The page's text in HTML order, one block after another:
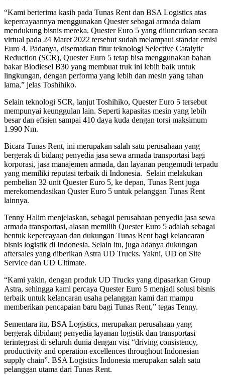
“Kami berterima kasih pada Tunas Rent dan BSA Logistics atas
kepercayaannya menggunakan Quester sebagai armada dalam
mendukung bisnis mereka. Quester Euro 5 yang diluncurkan secara
virtual pada 24 Maret 2022 tersebut sudah melampaui standar emisi
Euro 4. Padanya, disematkan fitur teknologi Selective Catalytic
Reduction (SCR), Quester Euro 5 tetap bisa menggunakan bahan
bakar Biodiesel B30 yang membuat truk ini lebih baik untuk
lingkungan, dengan performa yang lebih dan mesin yang tahan
lama,” jelas Toshihiko.
Selain teknologi SCR, lanjut Toshihiko, Quester Euro 5 tersebut
mempunyai keunggulan lain. Seperti kapasitas mesin yang lebih
besar dan efisien sampai 410 daya kuda dengan torsi maksimum
1.990 Nm.
Bicara Tunas Rent, ini merupakan salah satu perusahaan yang
bergerak di bidang penyedia jasa sewa armada transportasi bagi
korporasi, jasa manajemen armada, dan layanan pengemudi terpadu
yang memiliki reputasi terbaik di Indonesia. Selain melakukan
pembelian 32 unit Quester Euro 5, ke depan, Tunas Rent juga
merekomendasikan Quster Euro 5 untuk pelanggan Tunas Rent
lainnya.
Tenny Halim menjelaskan, sebagai perusahaan penyedia jasa sewa
armada transportasi, alasan memilih Quester Euro 5 adalah sebagai
bentuk kepercayaan dan dukungan Tunas Rent bagi kelancaran
bisnis logistik di Indonesia. Selain itu, juga adanya dukungan
aftersales yang diberikan Astra UD Trucks. Yakni, UD on Site
Service dan UD Ultimate.
“Kami yakin, dengan produk UD Trucks yang dipasarkan Group
Astra, sehingga kami percaya Quester Euro 5 menjadi solusi bisnis
terbaik untuk kelancaran usaha pelanggan kami dan mampu
memberikan pencapaian baru bagi Tunas Rent,” tegas Tenny.
Sementara itu, BSA Logistics, merupakan perusahaan yang
bergerak dibidang penyedia layanan logistik dan transportasi
terintegrasi di seluruh dunia dengan visi “driving consistency,
productivity and operation excellences throughout Indonesian
supply chain”. BSA Logistics Indonesia merupakan salah satu
pelanggan utama dari Tunas Rent.